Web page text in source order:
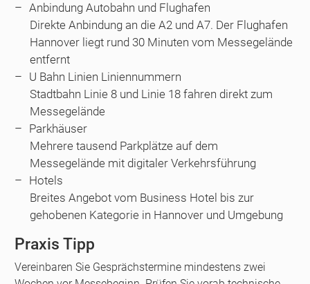
Anbindung Autobahn und Flughafen
Direkte Anbindung an die A2 und A7. Der Flughafen
Hannover liegt rund 30 Minuten vom Messegelände
entfernt
U Bahn Linien Liniennummern
Stadtbahn Linie 8 und Linie 18 fahren direkt zum
Messegelände
Parkhäuser
Mehrere tausend Parkplätze auf dem
Messegelände mit digitaler Verkehrsführung
Hotels
Breites Angebot vom Business Hotel bis zur
gehobenen Kategorie in Hannover und Umgebung
Praxis Tipp
Vereinbaren Sie Gesprächstermine mindestens zwei